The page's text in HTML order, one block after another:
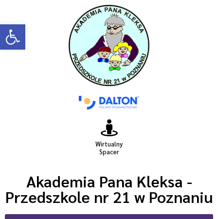
Open toolbar
Wirtualny
Spacer
Akademia Pana Kleksa -
Przedszkole nr 21 w Poznaniu